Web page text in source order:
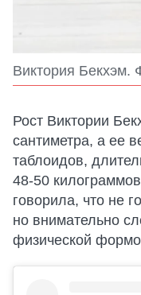
Виктория Бекхэм.
Рост Виктории
сантиметра, а ее
таблоидов,
48-50
говорила, что не
но внимательно
физической